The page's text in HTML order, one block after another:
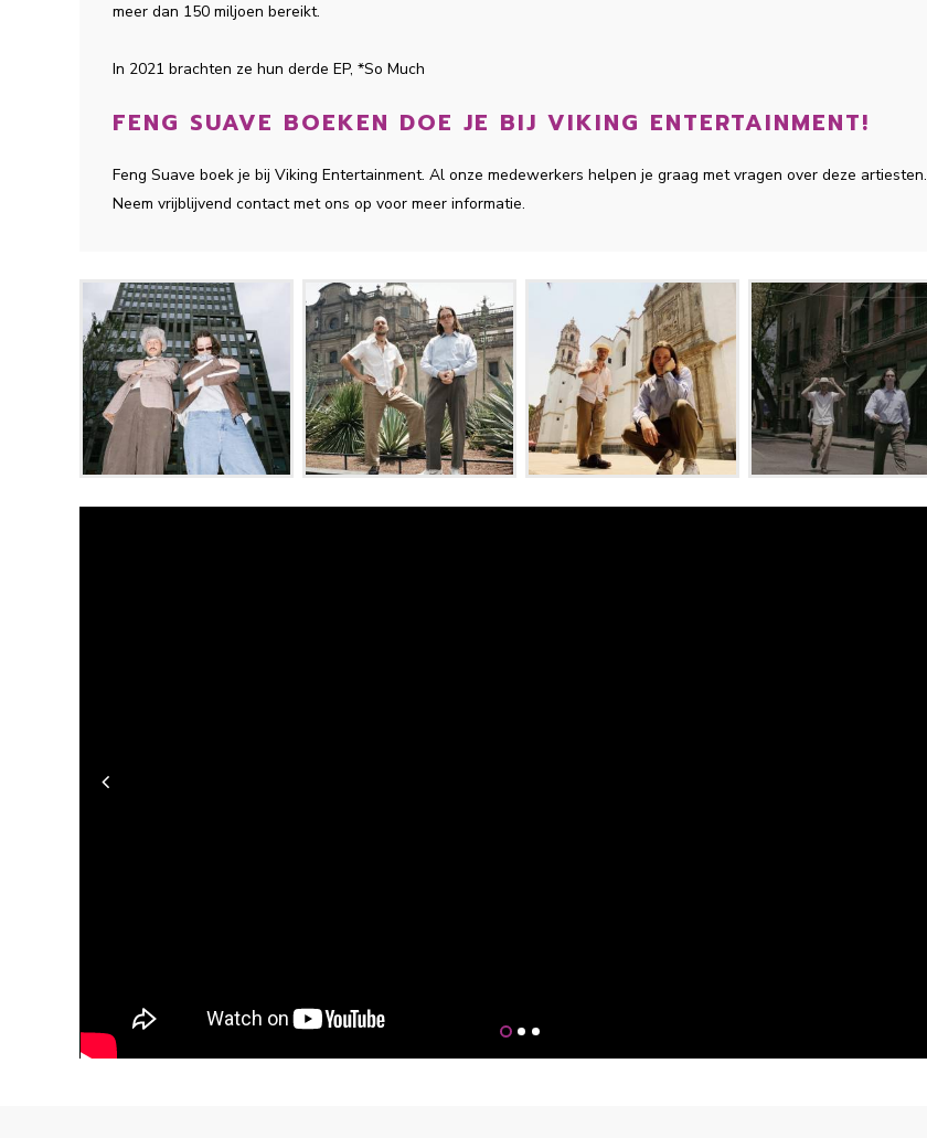
meer dan 150 miljoen bereikt.
In 2021 brachten ze hun derde EP, *So Much
FENG SUAVE BOEKEN DOE JE BIJ VIKING ENTERTAINMENT!
Feng Suave boek je bij Viking Entertainment. Al onze medewerkers helpen je graag met vragen over deze artiesten.
Neem vrijblijvend contact met ons op voor meer informatie.